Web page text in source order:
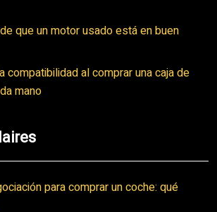
que un motor usado está en buen
compatibilidad al comprar una caja de
mano
para comprar un coche: qué